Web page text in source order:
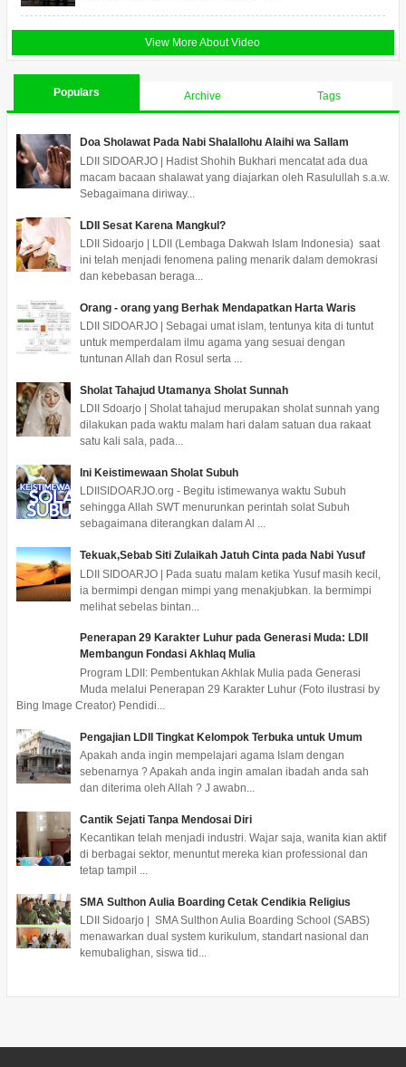
View More About Video
Populars Archive Tags
Doa Sholawat Pada Nabi Shalallohu Alaihi wa Sallam
LDII SIDOARJO | Hadist Shohih Bukhari mencatat ada dua
macam bacaan shalawat yang diajarkan oleh Rasulullah s.a.w.
Sebagaimana diriway...
LDII Sesat Karena Mangkul?
LDII Sidoarjo | LDII (Lembaga Dakwah Islam Indonesia) saat
ini telah menjadi fenomena paling menarik dalam demokrasi
dan kebebasan beraga...
Orang - orang yang Berhak Mendapatkan Harta Waris
LDII SIDOARJO | Sebagai umat islam, tentunya kita di tuntut
untuk memperdalam ilmu agama yang sesuai dengan
tuntunan Allah dan Rosul serta ...
Sholat Tahajud Utamanya Sholat Sunnah
LDII Sdoarjo | Sholat tahajud merupakan sholat sunnah yang
dilakukan pada waktu malam hari dalam satuan dua rakaat
satu kali sala, pada...
Ini Keistimewaan Sholat Subuh
LDIISIDOARJO.org - Begitu istimewanya waktu Subuh
sehingga Allah SWT menurunkan perintah solat Subuh
sebagaimana diterangkan dalam Al ...
Tekuak,Sebab Siti Zulaikah Jatuh Cinta pada Nabi Yusuf
LDII SIDOARJO | Pada suatu malam ketika Yusuf masih kecil,
ia bermimpi dengan mimpi yang menakjubkan. Ia bermimpi
melihat sebelas bintan...
Penerapan 29 Karakter Luhur pada Generasi Muda: LDII
Membangun Fondasi Akhlaq Mulia
Program LDII: Pembentukan Akhlak Mulia pada Generasi
Muda melalui Penerapan 29 Karakter Luhur (Foto ilustrasi by
Bing Image Creator) Pendidi...
Pengajian LDII Tingkat Kelompok Terbuka untuk Umum
Apakah anda ingin mempelajari agama Islam dengan
sebenarnya ? Apakah anda ingin amalan ibadah anda sah
dan diterima oleh Allah ? J awabn...
Cantik Sejati Tanpa Mendosai Diri
Kecantikan telah menjadi industri. Wajar saja, wanita kian aktif
di berbagai sektor, menuntut mereka kian professional dan
tetap tampil ...
SMA Sulthon Aulia Boarding Cetak Cendikia Religius
LDII Sidoarjo | SMA Sulthon Aulia Boarding School (SABS)
menawarkan dual system kurikulum, standart nasional dan
kemubalighan, siswa tid...